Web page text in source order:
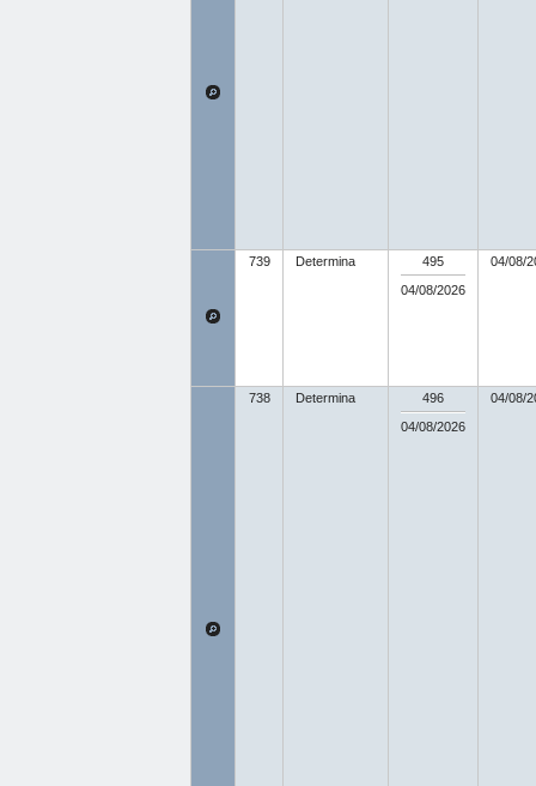
739 Determina
495
04/08/2026
04/08/
738 Determina
496
04/08/2026
04/08/